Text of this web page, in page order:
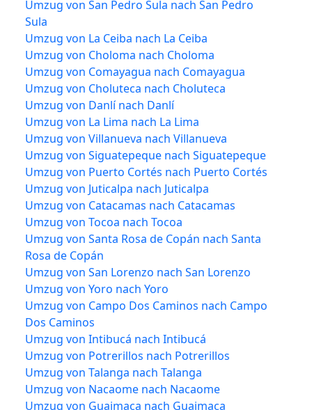
Umzug von San Pedro Sula nach San Pedro
Sula
Umzug von La Ceiba nach La Ceiba
Umzug von Choloma nach Choloma
Umzug von Comayagua nach Comayagua
Umzug von Choluteca nach Choluteca
Umzug von Danlí nach Danlí
Umzug von La Lima nach La Lima
Umzug von Villanueva nach Villanueva
Umzug von Siguatepeque nach Siguatepeque
Umzug von Puerto Cortés nach Puerto Cortés
Umzug von Juticalpa nach Juticalpa
Umzug von Catacamas nach Catacamas
Umzug von Tocoa nach Tocoa
Umzug von Santa Rosa de Copán nach Santa
Rosa de Copán
Umzug von San Lorenzo nach San Lorenzo
Umzug von Yoro nach Yoro
Umzug von Campo Dos Caminos nach Campo
Dos Caminos
Umzug von Intibucá nach Intibucá
Umzug von Potrerillos nach Potrerillos
Umzug von Talanga nach Talanga
Umzug von Nacaome nach Nacaome
Umzug von Guaimaca nach Guaimaca